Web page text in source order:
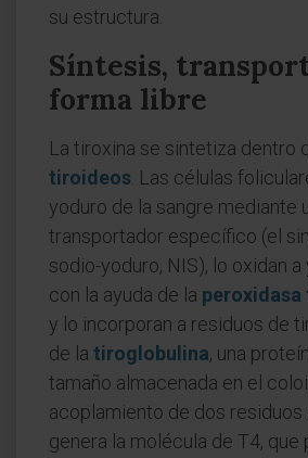
su estructura.
Síntesis,
forma libre
La tiroxina se sintetiza dentro
tiroideos . Las células
yoduro de la sangre mediante
transportador específico (el
sodio-yoduro, NIS), lo oxidan
con la ayuda de la
y lo incorporan a residuos de
de la tiroglobulina, una
tamaño almacenada en el
acoplamiento de dos residuos
genera la molécula de T4, que